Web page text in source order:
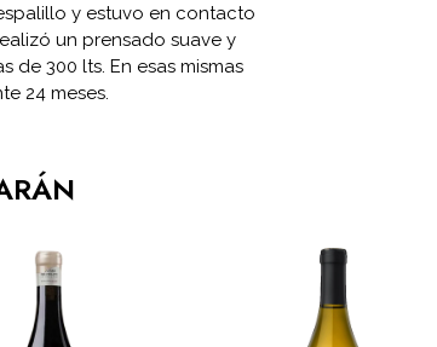
y estuvo en contacto
un prensado suave y
300 lts. En esas mismas
24 meses.